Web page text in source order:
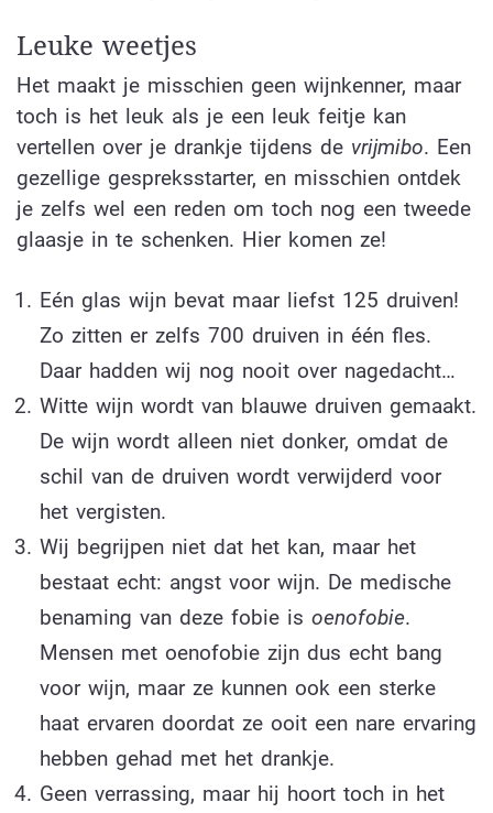
Leuke weetjes
Het maakt je misschien geen wijnkenner, maar
toch is het leuk als je een leuk feitje kan
vertellen over je drankje tijdens de vrijmibo. Een
gezellige gespreksstarter, en misschien ontdek
je zelfs wel een reden om toch nog een tweede
glaasje in te schenken. Hier komen ze!
Eén glas wijn bevat maar liefst 125 druiven!
Zo zitten er zelfs 700 druiven in één fles.
Daar hadden wij nog nooit over nagedacht…
Witte wijn wordt van blauwe druiven gemaakt.
De wijn wordt alleen niet donker, omdat de
schil van de druiven wordt verwijderd voor
het vergisten.
Wij begrijpen niet dat het kan, maar het
bestaat echt: angst voor wijn. De medische
benaming van deze fobie is oenofobie.
Mensen met oenofobie zijn dus echt bang
voor wijn, maar ze kunnen ook een sterke
haat ervaren doordat ze ooit een nare ervaring
hebben gehad met het drankje.
Geen verrassing, maar hij hoort toch in het